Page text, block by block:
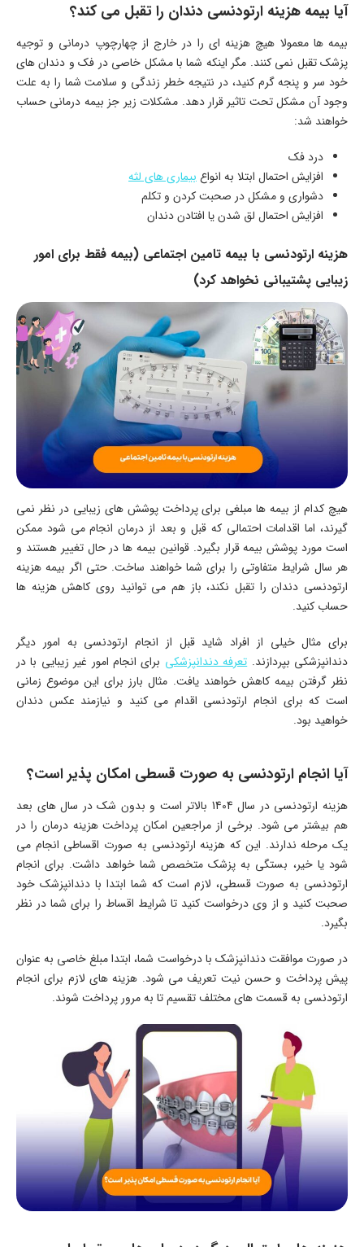
آیا بیمه هزینه ارتودنسی دندان را تقبل می کند؟
بیمه ها معمولا هیچ هزینه ای را در خارج از چهارچوپ درمانی و توجیه
پزشک تقبل نمی کنند. مگر اینکه شما با مشکل خاصی در فک و دندان های
خود سر و پنجه گرم کنید، در نتیجه خطر زندگی و سلامت شما را به علت
وجود آن مشکل تحت تاثیر قرار دهد. مشکلات زیر جز بیمه درمانی حساب
خواهند شد:
درد فک
افزایش احتمال ابتلا به انواعبیماری های لثه
دشواری و مشکل در صحبت کردن و تکلم
افزایش احتمال لق شدن یا افتادن دندان
هزینه ارتودنسی با بیمه تامین اجتماعی (بیمه فقط برای امور
زیبایی پشتیبانی نخواهد کرد)
هیچ کدام از بیمه ها مبلغی برای پرداخت پوشش های زیبایی در نظر نمی
گیرند، اما اقدامات احتمالی که قبل و بعد از درمان انجام می شود ممکن
است مورد پوشش بیمه قرار بگیرد. قوانین بیمه ها در حال تغییر هستند و
هر سال شرایط متفاوتی را برای شما خواهند ساخت. حتی اگر بیمه هزینه
ارتودنسی دندان را تقبل نکند، باز هم می توانید روی کاهش هزینه ها
حساب کنید.
برای مثال خیلی از افراد شاید قبل از انجام ارتودنسی به امور دیگر
دندانپزشکی بپردازند.تعرفه دندانپزشکی برای انجام امور غیر زیبایی با در
نظر گرفتن بیمه کاهش خواهند یافت. مثال بارز برای این موضوع زمانی
است که برای انجام ارتودنسی اقدام می کنید و نیازمند عکس دندان
خواهید بود.
آیا انجام ارتودنسی به صورت قسطی امکان پذیر است؟
هزینه ارتودنسی در سال 1404 بالاتر است و بدون شک در سال های بعد
هم بیشتر می شود. برخی از مراجعین امکان پرداخت هزینه درمان را در
یک مرحله ندارند. این که هزینه ارتودنسی به صورت اقساطی انجام می
شود یا خیر، بستگی به پزشک متخصص شما خواهد داشت. برای انجام
ارتودنسی به صورت قسطی، لازم است که شما ابتدا با دندانپزشک خود
صحبت کنید و از وی درخواست کنید تا شرایط اقساط را برای شما در نظر
بگیرد.
در صورت موافقت دندانپزشک با درخواست شما، ابتدا مبلغ خاصی به عنوان
پیش پرداخت و حسن نیت تعریف می شود. هزینه های لازم برای انجام
ارتودنسی به قسمت های مختلف تقسیم تا به مرور پرداخت شوند.